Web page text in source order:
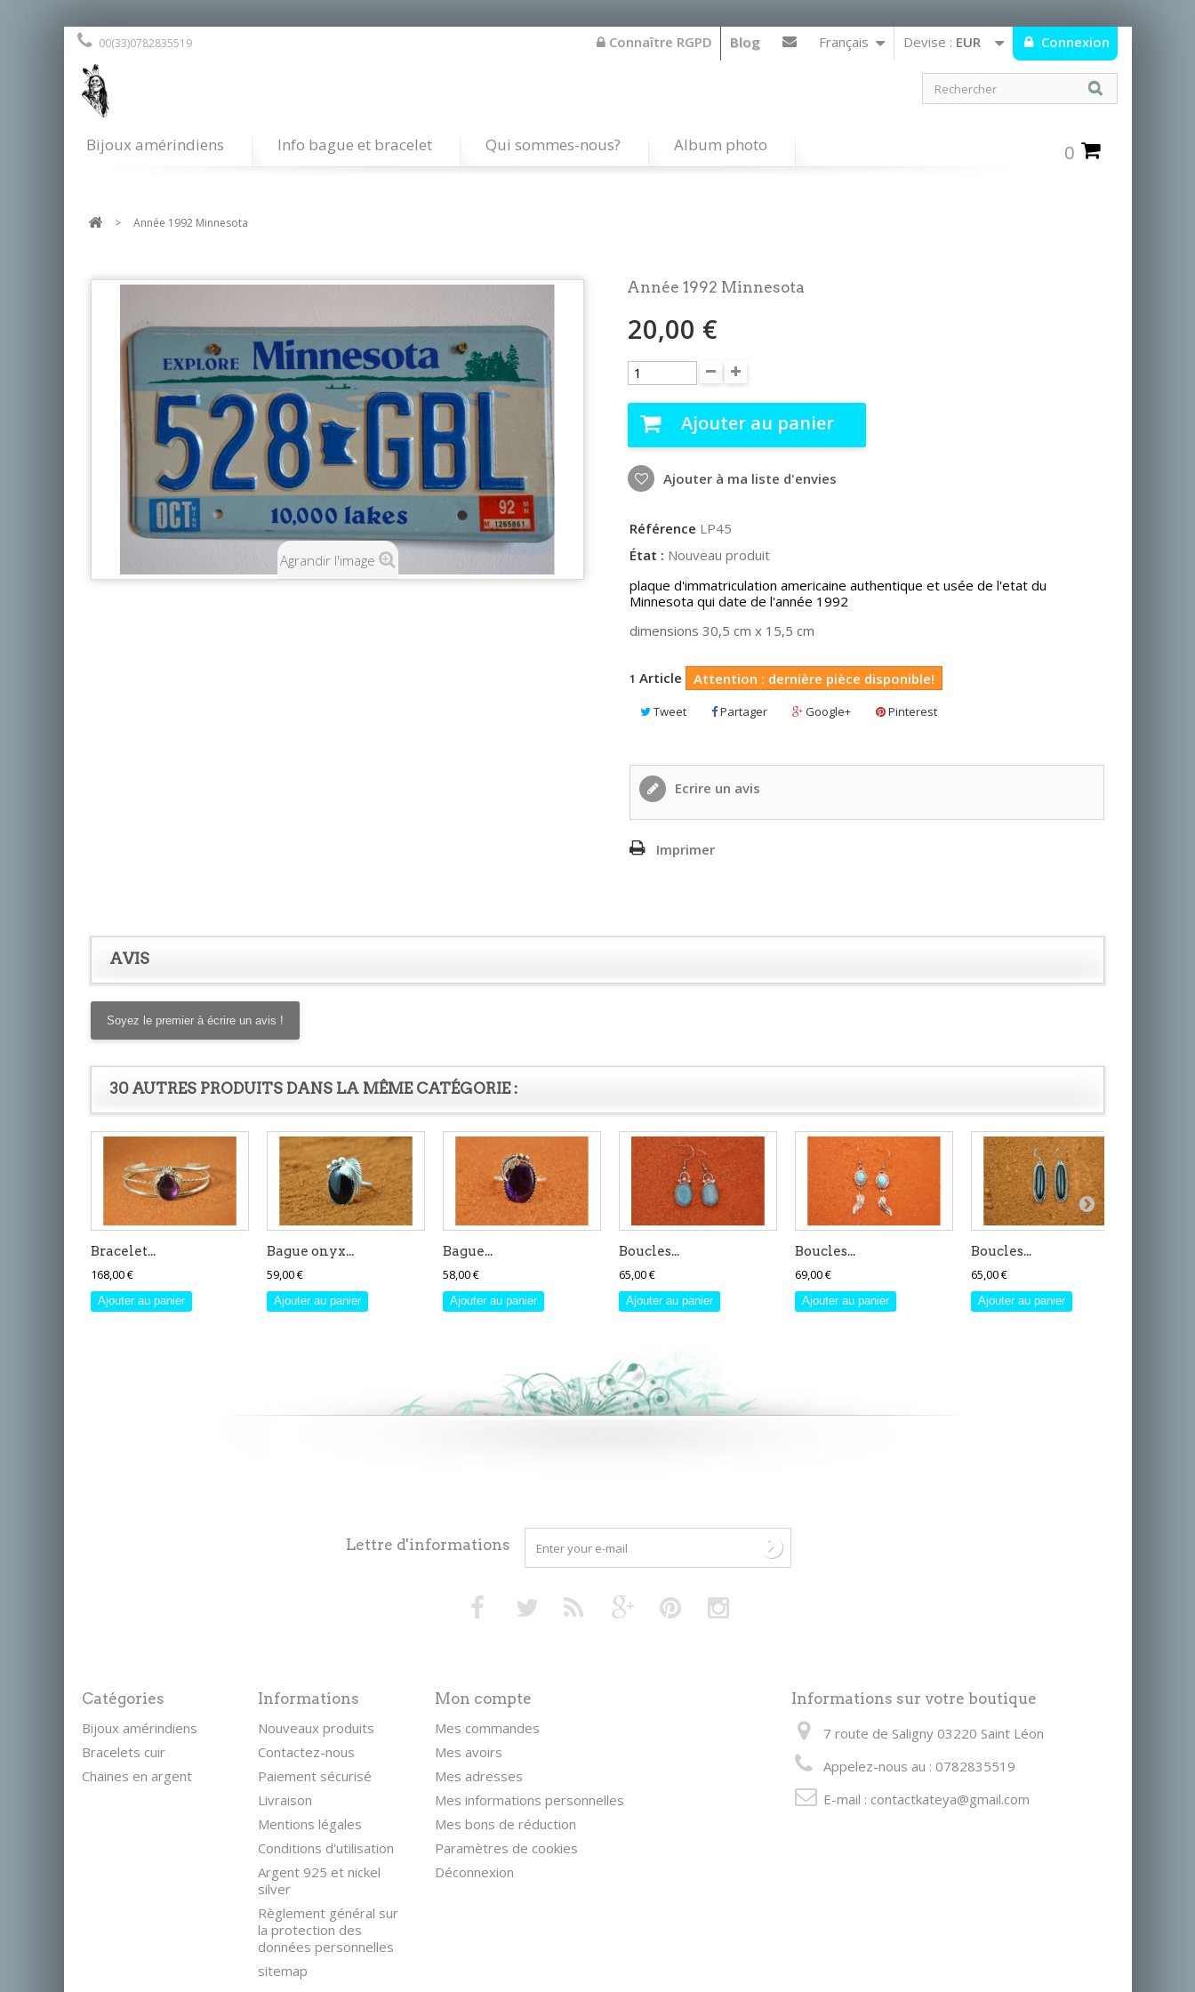
Connexion
Devise : EUR
Français
00(33)0782835519 Blog
Connaître RGPD
Bijoux amérindiens Info bague et bracelet Qui sommes-nous? Album photo 0
> Année 1992 Minnesota
Agrandir l'image
Année 1992 Minnesota
20,00 €
Ajouter au panier
Ajouter à ma liste d'envies
Référence LP45
État : Nouveau produit
plaque d'immatriculation americaine authentique et usée de l'etat du
Minnesota qui date de l'année 1992
dimensions 30,5 cm x 15,5 cm
1 Article Attention : dernière pièce disponible!
Tweet Partager Google+ Pinterest
Ecrire un avis
Imprimer
AVIS
Soyez le premier à écrire un avis !
30 AUTRES PRODUITS DANS LA MÊME CATÉGORIE :
Bracelet...
168,00 €
Ajouter au panier
Bague onyx...
59,00 €
Ajouter au panier
Bague...
58,00 €
Ajouter au panier
Boucles...
65,00 €
Ajouter au panier
Boucles...
69,00 €
Ajouter au panier
Boucles...
65,00 €
Ajouter au panier
Lettre d'informations
Catégories
Bijoux amérindiens
Bracelets cuir
Chaines en argent
Informations
Nouveaux produits
Contactez-nous
Paiement sécurisé
Livraison
Mentions légales
Conditions d'utilisation
Argent 925 et nickel
silver
Règlement général sur
la protection des
données personnelles
sitemap
Mon compte
Mes commandes
Mes avoirs
Mes adresses
Mes informations personnelles
Mes bons de réduction
Paramètres de cookies
Déconnexion
Informations sur votre boutique
7 route de Saligny 03220 Saint Léon
Appelez-nous au : 0782835519
E-mail : contactkateya@gmail.com